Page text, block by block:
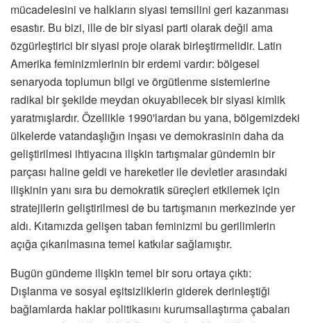
mücadelesini ve halkların siyasi temsilini geri kazanması
esastır. Bu bizi, ille de bir siyasi parti olarak değil ama
özgürleştirici bir siyasi proje olarak birleştirmelidir. Latin
Amerika feminizmlerinin bir erdemi vardır: bölgesel
senaryoda toplumun bilgi ve örgütlenme sistemlerine
radikal bir şekilde meydan okuyabilecek bir siyasi kimlik
yaratmışlardır. Özellikle 1990'lardan bu yana, bölgemizdeki
ülkelerde vatandaşlığın inşası ve demokrasinin daha da
geliştirilmesi ihtiyacına ilişkin tartışmalar gündemin bir
parçası haline geldi ve hareketler ile devletler arasındaki
ilişkinin yanı sıra bu demokratik süreçleri etkilemek için
stratejilerin geliştirilmesi de bu tartışmanın merkezinde yer
aldı. Kıtamızda gelişen taban feminizmi bu gerilimlerin
açığa çıkarılmasına temel katkılar sağlamıştır.
Bugün gündeme ilişkin temel bir soru ortaya çıktı:
Dışlanma ve sosyal eşitsizliklerin giderek derinleştiği
bağlamlarda haklar politikasını kurumsallaştırma çabaları